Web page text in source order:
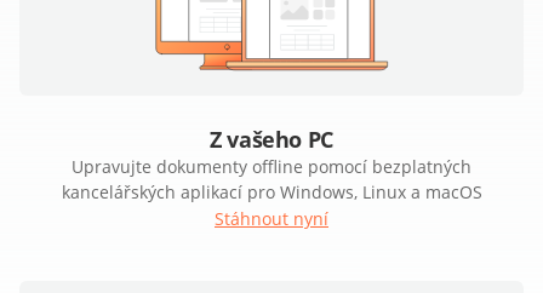
Z vašeho PC
Upravujte dokumenty offline pomocí bezplatných
kancelářských aplikací pro Windows, Linux a macOS
Stáhnout nyní